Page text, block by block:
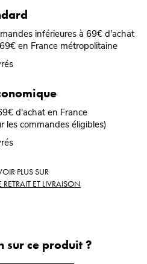
inférieures à 69€ d'achat
en France métropolitaine
d'achat en France
les commandes éligibles)
PLUS SUR
ET LIVRAISON
sur ce produit ?